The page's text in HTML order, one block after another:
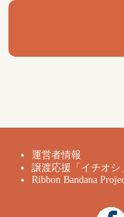
運営者情報
譲渡応援「イチオシ
Ribbon Bandana